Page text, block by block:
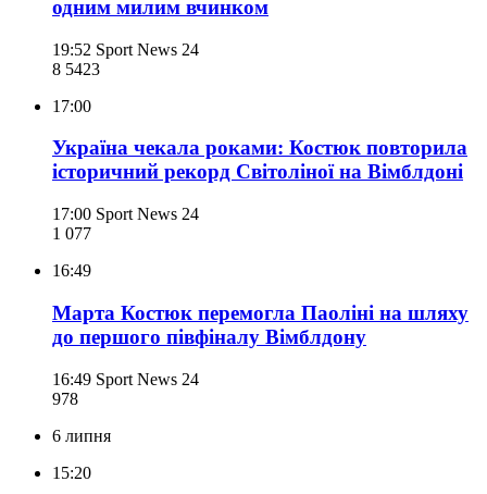
одним милим вчинком
19:52 Sport News 24
8 5423
17:00
Україна чекала роками: Костюк повторила
історичний рекорд Світоліної на Вімблдоні
17:00 Sport News 24
1 077
16:49
Марта Костюк перемогла Паоліні на шляху
до першого півфіналу Вімблдону
16:49 Sport News 24
978
6 липня
15:20